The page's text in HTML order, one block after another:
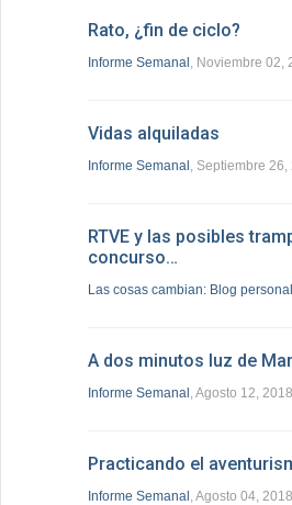
Rato, ¿fin de ciclo?
Informe Semanal, Noviembre 02,
Vidas alquiladas
Informe Semanal, Septiembre 26,
RTVE y las posibles
concurso…
Las cosas cambian: Blog personal
A dos minutos luz de
Informe Semanal, Agosto 12, 2018
Practicando el
Informe Semanal, Agosto 04, 2018